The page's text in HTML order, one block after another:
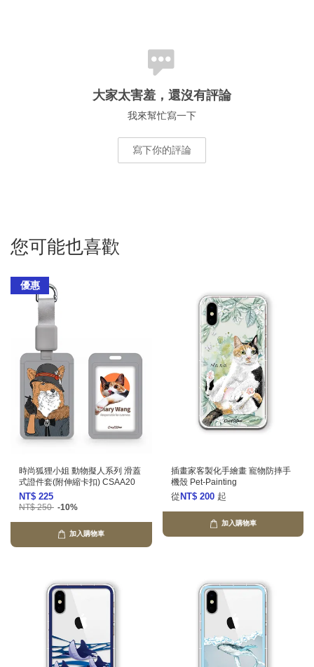
大家太害羞，還沒有評論
我來幫忙寫一下
寫下你的評論
您可能也喜歡
優惠
時尚狐狸小姐 動物擬人系列 滑蓋
式證件套(附伸縮卡扣) CSAA20
NT$ 225
NT$ 250 -10%
加入購物車
插畫家客製化手繪畫 寵物防摔手
機殼 Pet-Painting
從 NT$ 200 起
加入購物車